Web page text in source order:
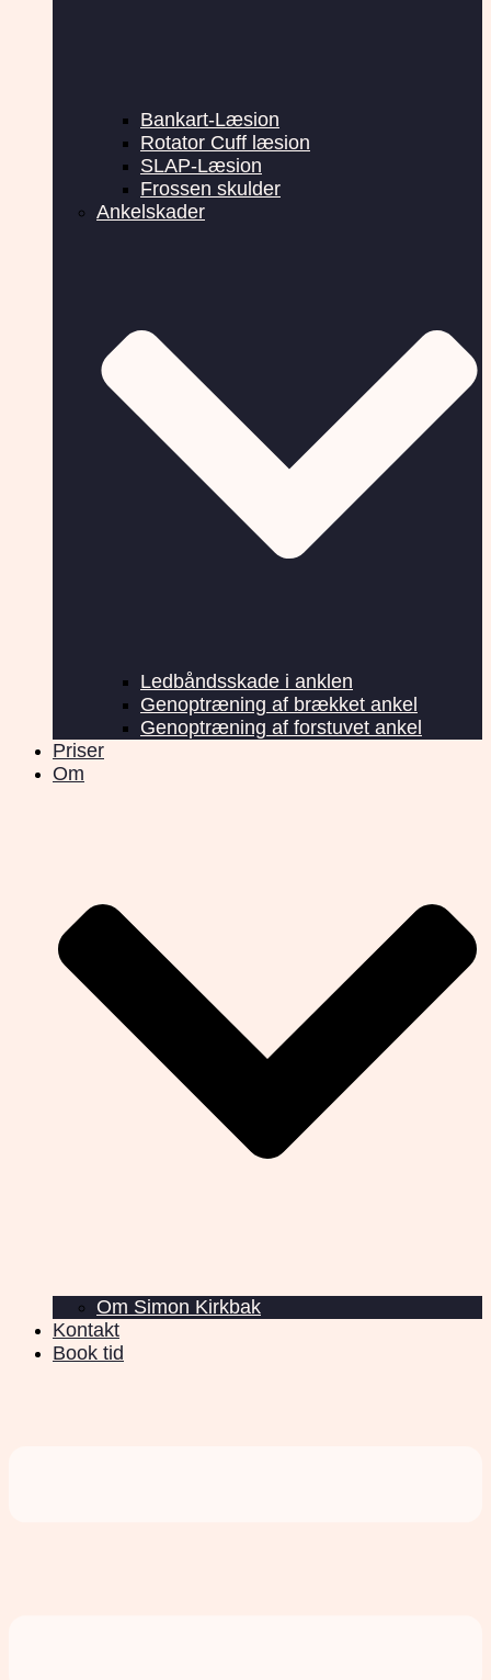
Bankart-Læsion
Rotator Cuff læsion
SLAP-Læsion
Frossen skulder
Ankelskader
Ledbåndsskade i anklen
Genoptræning af brækket ankel
Genoptræning af forstuvet ankel
Priser
Om
Om Simon Kirkbak
Kontakt
Book tid